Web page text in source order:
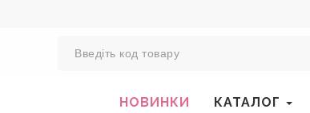
НОВИНКИ КАТАЛОГ